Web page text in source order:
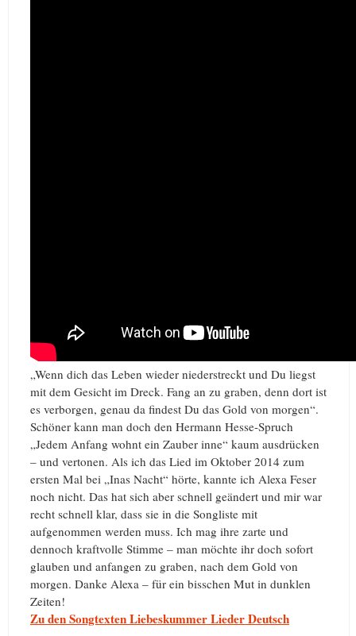
„Wenn dich das Leben wieder niederstreckt und Du liegst
mit dem Gesicht im Dreck. Fang an zu graben, denn dort ist
es verborgen, genau da findest Du das Gold von morgen“.
Schöner kann man doch den Hermann Hesse-Spruch
„Jedem Anfang wohnt ein Zauber inne“ kaum ausdrücken
– und vertonen. Als ich das Lied im Oktober 2014 zum
ersten Mal bei „Inas Nacht“ hörte, kannte ich Alexa Feser
noch nicht. Das hat sich aber schnell geändert und mir war
recht schnell klar, dass sie in die Songliste mit
aufgenommen werden muss. Ich mag ihre zarte und
dennoch kraftvolle Stimme – man möchte ihr doch sofort
glauben und anfangen zu graben, nach dem Gold von
morgen. Danke Alexa – für ein bisschen Mut in dunklen
Zeiten!
Zu den Songtexten Liebeskummer Lieder Deutsch